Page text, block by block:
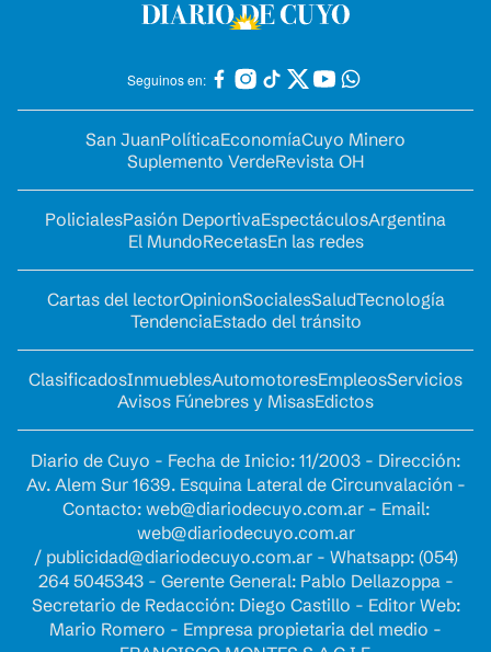
Seguinos en:
San JuanPolíticaEconomíaCuyo Minero
Suplemento VerdeRevista OH
PolicialesPasión DeportivaEspectáculosArgentina
El MundoRecetasEn las redes
Cartas del lectorOpinionSocialesSaludTecnología
TendenciaEstado del tránsito
ClasificadosInmueblesAutomotoresEmpleosServicios
Avisos Fúnebres y MisasEdictos
Diario de Cuyo - Fecha de Inicio: 11/2003 - Dirección:
Av. Alem Sur 1639. Esquina Lateral de Circunvalación -
Contacto: web@diariodecuyo.com.ar- Email:
web@diariodecuyo.com.ar
/ publicidad@diariodecuyo.com.ar- Whatsapp: (054)
264 5045343 - Gerente General: Pablo Dellazoppa -
Secretario de Redacción: Diego Castillo - Editor Web:
Mario Romero - Empresa propietaria del medio -